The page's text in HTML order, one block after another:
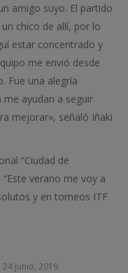
amigo suyo. El partido
chico de allí, por lo
estar concentrado y
me envió desde
Fue una alegría
ayudan a seguir
mejorar», señaló Iñaki
“Ciudad de
verano me voy a
y en torneos ITF
24 junio, 2019